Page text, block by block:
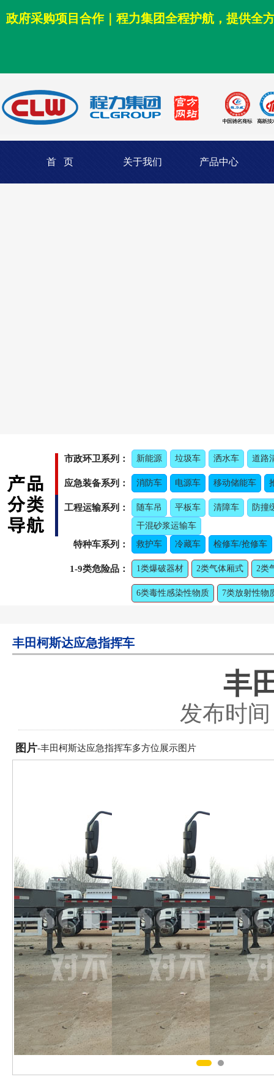
政府采购项目合作｜程力集团全程护航，提供全
首 页 关于我们 产品中心
市政环卫系列： 新能源 垃圾车 洒水车 道路
应急装备系列： 消防车 电源车 移动储能车
工程运输系列： 随车吊 平板车 清障车
防撞
干混砂浆运输车
特种车系列： 救护车 冷藏车 检修车/抢修车
1-9类危险品： 1类爆破器材 2类气体厢式 2类
6类毒性感染性物质 7类放射性物
丰田柯斯达应急指挥车
丰
发布时
图片-丰田柯斯达应急指挥车多方位展示图片